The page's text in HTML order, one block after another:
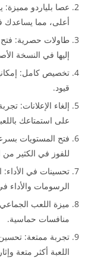
عصا بلياردو
أعلى، مما
طاولات حصرية: فتح
إليها في النسخة
تخصيص كامل:
قيود.
إلغاء الإعلانات:
على استمتاعك
فتح المستويات
للفوز في الكثير من
تحسينات في
الرسومات والأداء
ميزة اللعب
منافسات حماسية.
تجربة ممتعة:
اللعبة أكثر متعة